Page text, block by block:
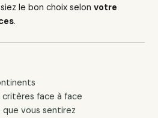
le bon choix selonvotre
.
face à face
vous sentirez